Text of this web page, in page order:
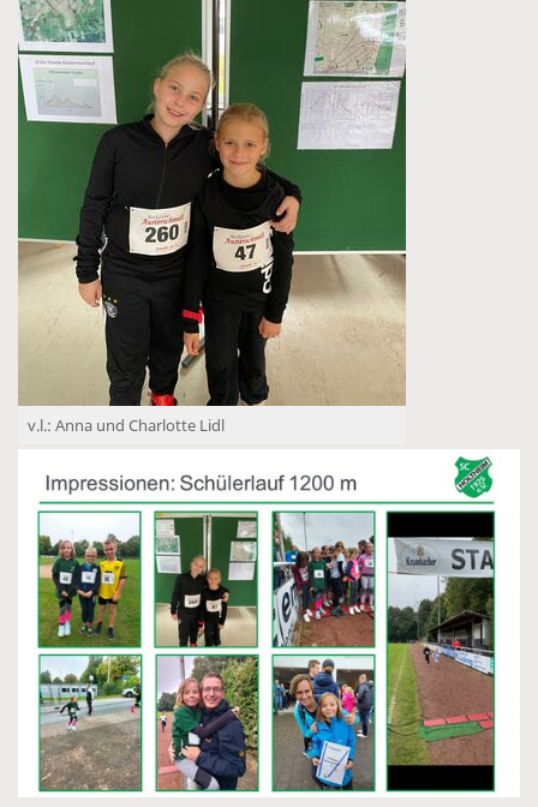
v.l.: Anna und Charlotte Lidl